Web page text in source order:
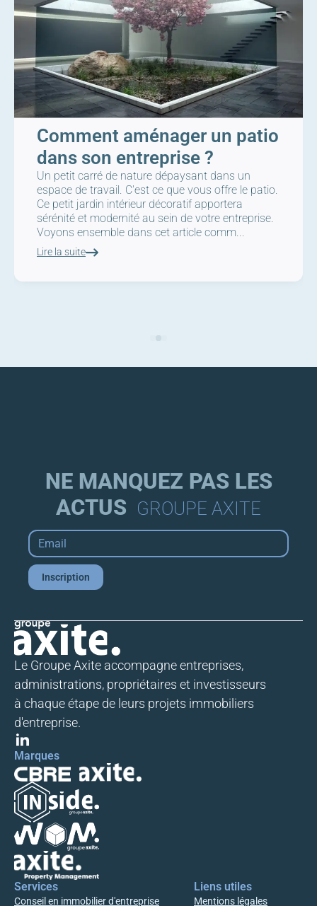
Nous utilisons des technologies telles que les cookies pour améliorer votre
Comment aménager un patio
dans son entreprise ?
Un petit carré de nature dépaysant dans un
espace de travail. C'est ce que vous offre le patio.
Ce petit jardin intérieur décoratif apportera
sérénité et modernité au sein de votre entreprise.
Voyons ensemble dans cet article comm...
Lire la suite
NE MANQUEZ PAS LES
ACTUS GROUPE AXITE
Email
Inscription
Le Groupe Axite accompagne entreprises,
administrations, propriétaires et investisseurs
à chaque étape de leurs projets immobiliers
d'entreprise.
Marques
Services
Conseil en immobilier d'entreprise
Liens utiles
Mentions légales